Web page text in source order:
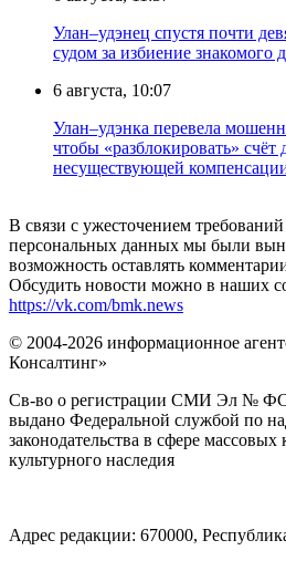
Улан–удэнец спустя почти
судом за избиение знакомого
6 августа, 10:07
Улан–удэнка перевела
чтобы «разблокировать» счёт
несуществующей
В связи с ужесточением
персональных данных мы были
возможность оставлять
Обсудить новости можно в наших
https://vk.com/bmk.news
© 2004-2026 информационное
Консалтинг»
Св-во о регистрации СМИ Эл № ФС
выдано Федеральной службой по
законодательства в сфере
культурного наследия
Адрес редакции: 670000,